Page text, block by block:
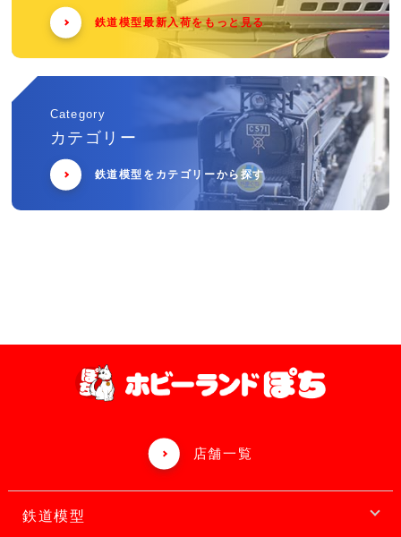
鉄道模型最新入荷をもっと見る
Category
カテゴリー
鉄道模型をカテゴリーから探す
店舗一覧
鉄道模型